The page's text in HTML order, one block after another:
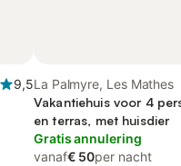
9,5La Palmyre, Les Mathes
Vakantiehuis voor 4
en terras, met huisdier
Gratis annulering
vanaf€ 50per nacht